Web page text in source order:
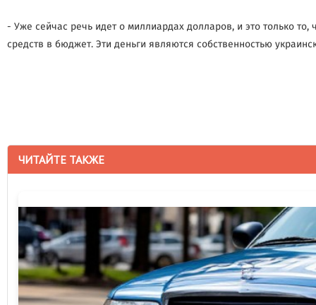
ЧИТАЙТЕ ТАКЖЕ
- Уже сейчас речь идет о миллиардах долларов, и это только
средств в бюджет. Эти деньги являются собственностью